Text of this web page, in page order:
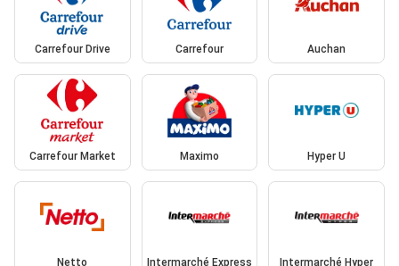
Carrefour Drive Carrefour Auchan
Carrefour Market Maximo Hyper U
Netto Intermarché Express Intermarché Hyper